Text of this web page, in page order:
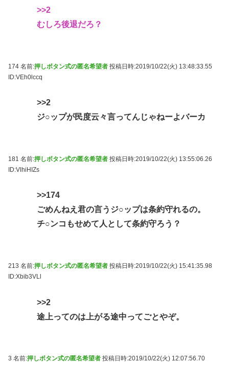
>>2
むしろ後退だろ？
174 名前:押しボタン式の匿名希望者 投稿日時:2019/10/22(火) 13:48:33.55
ID:VEh0lccq
>>2
ジ○ップが民度云々言ってんじゃねーよバーカ
181 名前:押しボタン式の匿名希望者 投稿日時:2019/10/22(火) 13:55:06.26
ID:VlhiHIZs
>>174
ごめんねえ君の言うジ○ップは条約守れるの。
チ○ンコもせめて人として条約守ろう？
213 名前:押しボタン式の匿名希望者 投稿日時:2019/10/22(火) 15:41:35.98
ID:Xbib3VLl
>>2
途上ってのは上がる途中ってごとやぞ。
3 名前:押しボタン式の匿名希望者 投稿日時:2019/10/22(火) 12:07:56.70